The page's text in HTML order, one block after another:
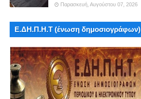
Παρασκευή, Αυγούστου 07, 2026
Ε.ΔΗ.Π.Η.Τ (ένωση δημοσιογράφων)